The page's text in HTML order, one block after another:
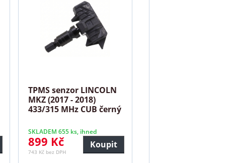
TPMS senzor LINCOLN
MKZ (2017 - 2018)
433/315 MHz CUB černý
SKLADEM 655 ks, ihned
899 Kč
743 Kč bez DPH
Koupit